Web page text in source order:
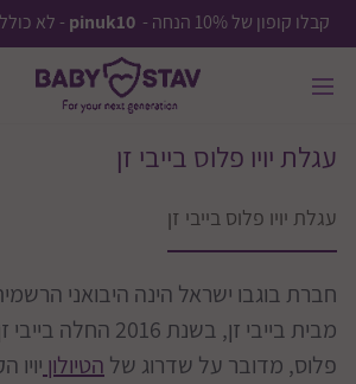
קבלו קופון של 10% הנחה - pinuk10 - לא
עגלת יויו פלוס בייבי זן
עגלת יויו פלוס בייבי זן
חברת בוגבו ישראל הינה היבואני
מבית בייבי זן, בשנת
פלוס, מדובר על שדרוג של הטיולון